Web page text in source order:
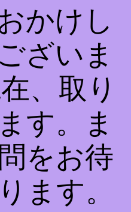
かけし
ざいま
、取り
す。ま
をお待
ます。